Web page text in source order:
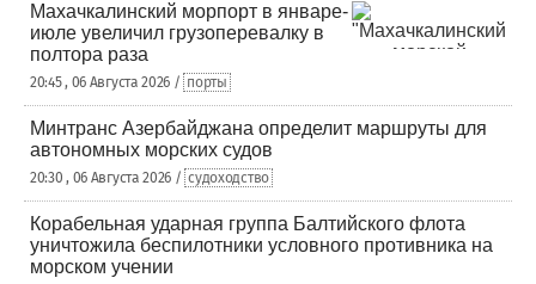
Махачкалинский морпорт в январе-
июле увеличил грузоперевалку в
полтора раза
20:45 , 06 Августа 2026 / порты
Минтранс Азербайджана определит маршруты для
автономных морских судов
20:30 , 06 Августа 2026 / судоходство
Корабельная ударная группа Балтийского флота
уничтожила беспилотники условного противника на
морском учении